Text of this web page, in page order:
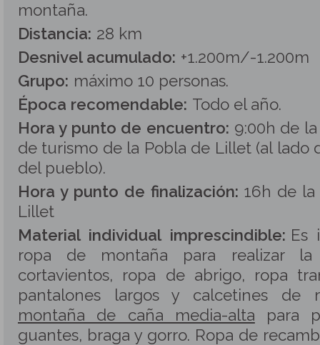
montaña.
Distancia: 28 km
Desnivel acumulado: +1.200m/-1.200m
Grupo: máximo 10 personas.
Época recomendable: Todo el año.
Hora y punto de encuentro: 9:00h de
de turismo de la Pobla de Lillet (al lado
del pueblo).
Hora y punto de finalización: 16h de
Lillet
Material individual imprescindible: Es
ropa de montaña para realizar la
cortavientos, ropa de abrigo, ropa
pantalones largos y calcetines de
montaña de caña media-alta para
guantes, braga y gorro. Ropa de